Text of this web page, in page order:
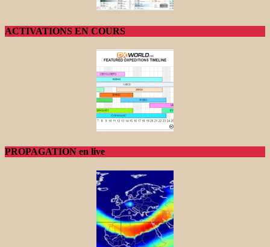
ACTIVATIONS EN COURS
PROPAGATION en live